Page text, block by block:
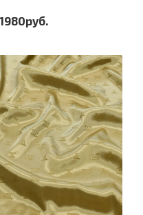
1980руб.